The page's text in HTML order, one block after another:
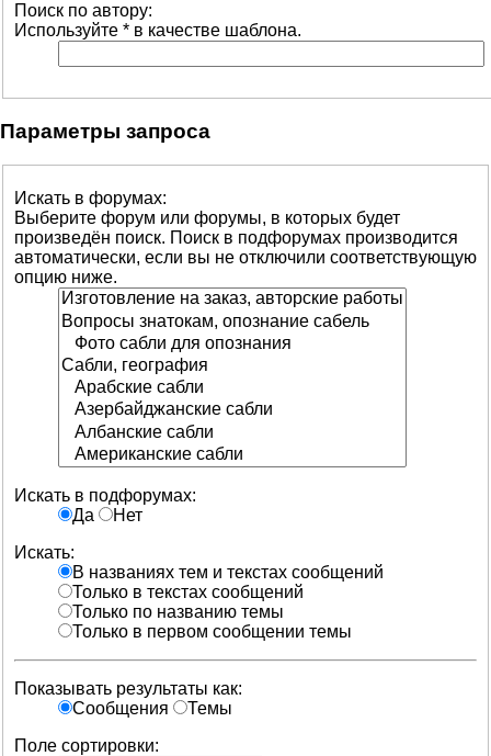
Поиск по автору:
Используйте * в качестве шаблона.
Параметры запроса
Искать в форумах:
Выберите форум или форумы, в которых будет
произведён поиск. Поиск в подфорумах производится
автоматически, если вы не отключили соответствующую
опцию ниже.
Искать в подфорумах:
Да
Нет
Искать:
В названиях тем и текстах сообщений
Только в текстах сообщений
Только по названию темы
Только в первом сообщении темы
Показывать результаты как:
Сообщения
Темы
Поле сортировки: